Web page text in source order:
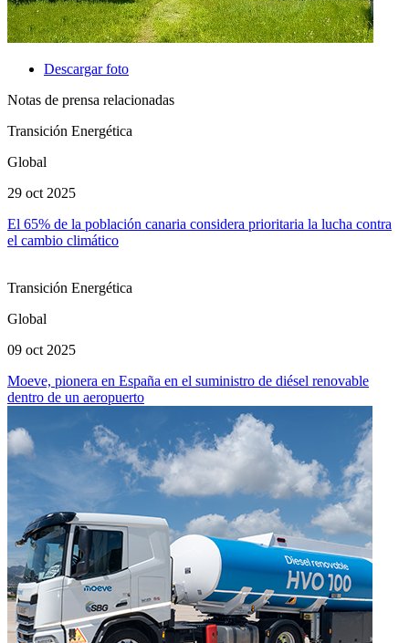
Descargar foto
Notas de prensa relacionadas
Transición Energética
Global
29 oct 2025
El 65% de la población canaria considera prioritaria la lucha contra
el cambio climático
Transición Energética
Global
09 oct 2025
Moeve, pionera en España en el suministro de diésel renovable
dentro de un aeropuerto